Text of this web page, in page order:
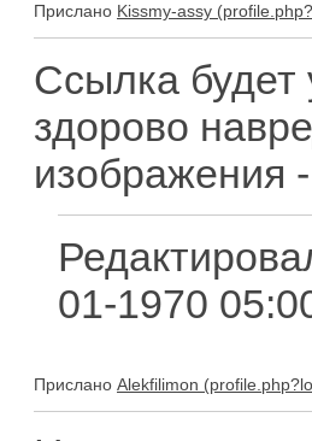
Прислано Kissmy-assy
Ссылка будет
здорово
изображения
01-1970
Прислано Alekfilimon